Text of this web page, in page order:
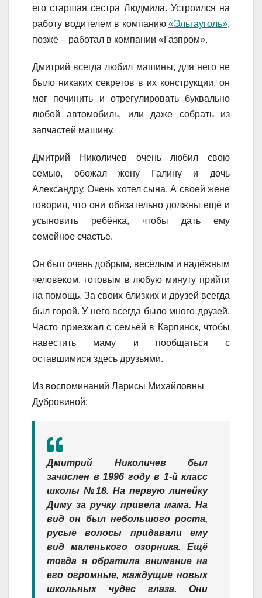
его старшая сестра Людмила. Устроился на
работу водителем в компанию «Эльгауголь»,
позже – работал в компании «Газпром».
Дмитрий всегда любил машины, для него не
было никаких секретов в их конструкции, он
мог починить и отрегулировать буквально
любой автомобиль, или даже собрать из
запчастей машину.
Дмитрий Николичев очень любил свою
семью, обожал жену Галину и дочь
Александру. Очень хотел сына. А своей жене
говорил, что они обязательно должны ещё и
усыновить ребёнка, чтобы дать ему
семейное счастье.
Он был очень добрым, весёлым и надёжным
человеком, готовым в любую минуту прийти
на помощь. За своих близких и друзей всегда
был горой. У него всегда было много друзей.
Часто приезжал с семьёй в Карпинск, чтобы
навестить маму и пообщаться с
оставшимися здесь друзьями.
Из воспоминаний Ларисы Михайловны
Дубровиной:
Дмитрий Николичев был
зачислен в 1996 году в 1-й класс
школы №18. На первую линейку
Диму за ручку привела мама. На
вид он был небольшого роста,
русые волосы придавали ему
вид маленького озорника. Ещё
тогда я обратила внимание на
его огромные, жаждущие новых
школьных чудес глаза. Они